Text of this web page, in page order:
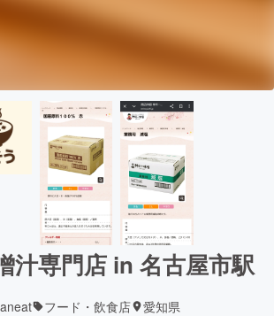
汁専門店 in 名古屋市駅
フード・飲食店 愛知県